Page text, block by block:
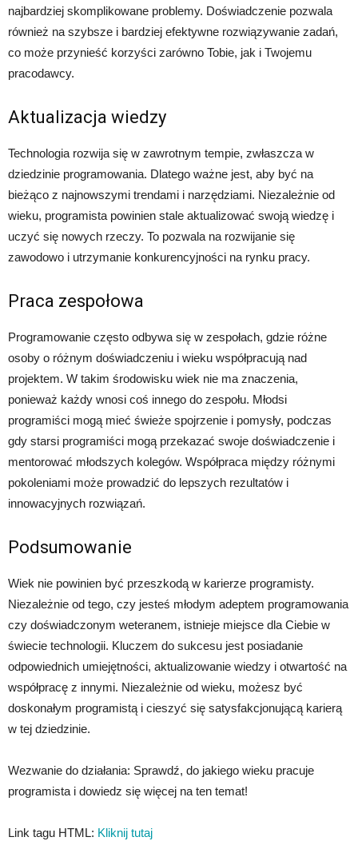
najbardziej skomplikowane problemy. Doświadczenie pozwala
również na szybsze i bardziej efektywne rozwiązywanie zadań,
co może przynieść korzyści zarówno Tobie, jak i Twojemu
pracodawcy.
Aktualizacja wiedzy
Technologia rozwija się w zawrotnym tempie, zwłaszcza w
dziedzinie programowania. Dlatego ważne jest, aby być na
bieżąco z najnowszymi trendami i narzędziami. Niezależnie od
wieku, programista powinien stale aktualizować swoją wiedzę i
uczyć się nowych rzeczy. To pozwala na rozwijanie się
zawodowo i utrzymanie konkurencyjności na rynku pracy.
Praca zespołowa
Programowanie często odbywa się w zespołach, gdzie różne
osoby o różnym doświadczeniu i wieku współpracują nad
projektem. W takim środowisku wiek nie ma znaczenia,
ponieważ każdy wnosi coś innego do zespołu. Młodsi
programiści mogą mieć świeże spojrzenie i pomysły, podczas
gdy starsi programiści mogą przekazać swoje doświadczenie i
mentorować młodszych kolegów. Współpraca między różnymi
pokoleniami może prowadzić do lepszych rezultatów i
innowacyjnych rozwiązań.
Podsumowanie
Wiek nie powinien być przeszkodą w karierze programisty.
Niezależnie od tego, czy jesteś młodym adeptem programowania
czy doświadczonym weteranem, istnieje miejsce dla Ciebie w
świecie technologii. Kluczem do sukcesu jest posiadanie
odpowiednich umiejętności, aktualizowanie wiedzy i otwartość na
współpracę z innymi. Niezależnie od wieku, możesz być
doskonałym programistą i cieszyć się satysfakcjonującą karierą
w tej dziedzinie.
Wezwanie do działania: Sprawdź, do jakiego wieku pracuje
programista i dowiedz się więcej na ten temat!
Link tagu HTML: Kliknij tutaj